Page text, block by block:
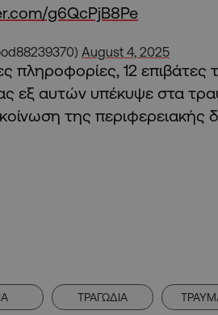
g6QcPjB8Pe
August 4, 2025
πληροφορίες, 12 επιβάτες
εξ αυτών υπέκυψε στα
της περιφερειακής
ΤΡΑΓΩΔΙΑ